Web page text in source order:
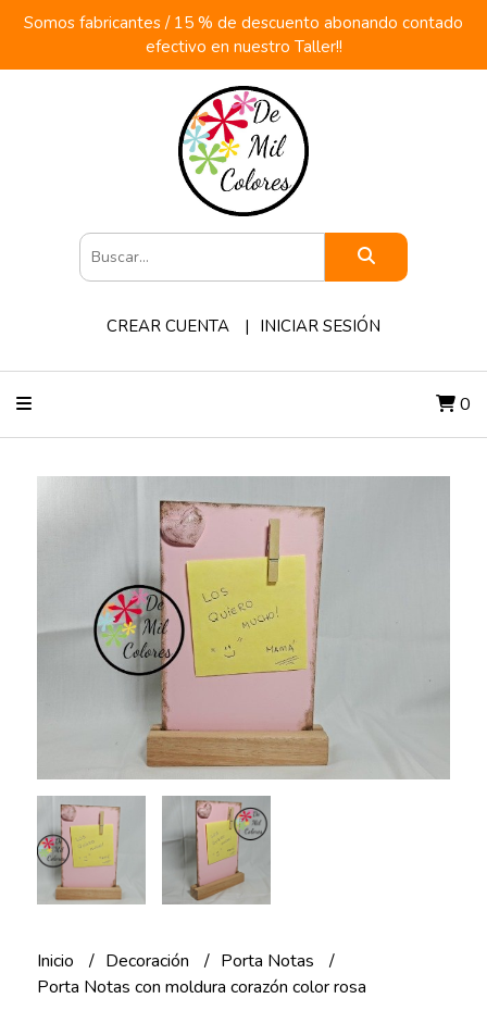
Somos fabricantes / 15 % de descuento abonando contado
efectivo en nuestro Taller!!
CREAR CUENTA INICIAR SESIÓN
0
Inicio Decoración
Porta Notas
Porta Notas con moldura corazón color rosa